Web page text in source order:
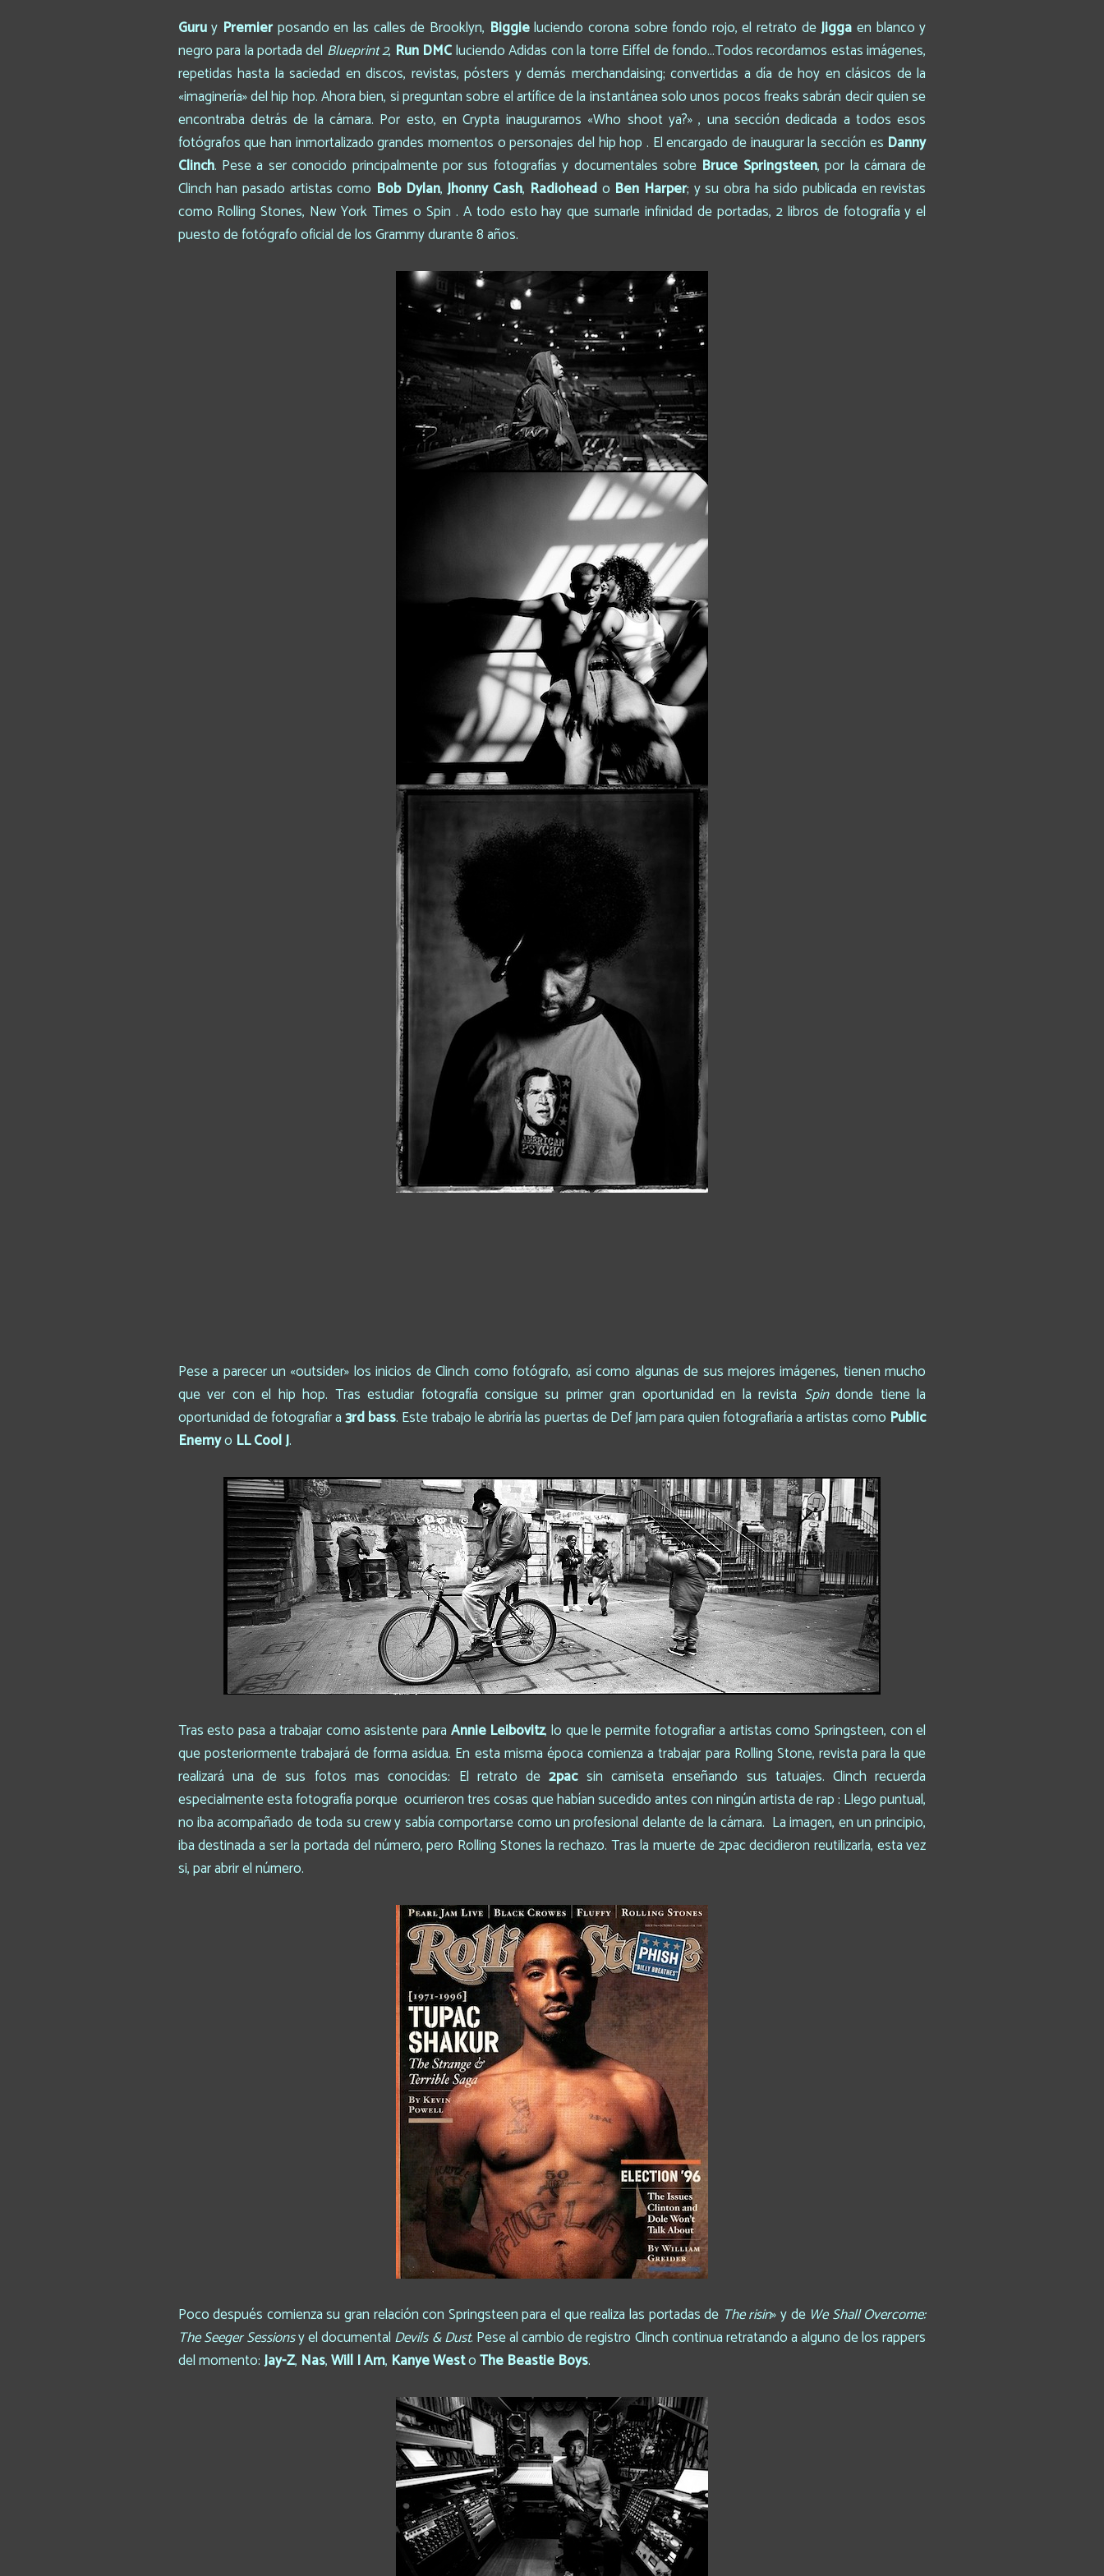
Guruy Premierposando en las calles de Brooklyn, Biggieluciendo corona sobre fondo rojo, el retrato deJigga en blanco y
negro para la portada del Blueprint 2, Run DMCluciendo Adidas con la torre Eiffel de fondo…Todos recordamos estas imágenes,
repetidas hasta la saciedad en discos, revistas, pósters y demás merchandaising; convertidas a día de hoy en clásicos de la
«imaginería» del hip hop. Ahora bien, si preguntan sobre el artífice de la instantánea solo unos pocos freaks sabrán decir quien se
encontraba detrás de la cámara. Por esto, en Crypta inauguramos «Who shoot ya?» , una sección dedicada a todos esos
fotógrafos que han inmortalizado grandes momentos o personajes del hip hop . El encargado de inaugurar la sección es Danny
Clinch. Pese a ser conocido principalmente por sus fotografías y documentales sobre Bruce Springsteen, por la cámara de
Clinch han pasado artistas como Bob Dylan,Jhonny Cash, Radioheado Ben Harper; y su obra ha sido publicada en revistas
como Rolling Stones, New York Times o Spin . A todo esto hay que sumarle infinidad de portadas, 2 libros de fotografía y el
puesto de fotógrafo oficial de los Grammy durante 8 años.
Pese a parecer un «outsider» los inicios de Clinch como fotógrafo, así como algunas de sus mejores imágenes, tienen mucho
que ver con el hip hop. Tras estudiar fotografía consigue su primer gran oportunidad en la revista Spindonde tiene la
oportunidad de fotografiar a3rd bass. Este trabajo le abriría las puertas de Def Jam para quien fotografiaría a artistas como Public
Enemyo LL Cool J.
Tras esto pasa a trabajar como asistente para Annie Leibovitz, lo que le permite fotografiar a artistas como Springsteen, con el
que posteriormente trabajará de forma asidua. En esta misma época comienza a trabajar para Rolling Stone, revista para la que
realizará una de sus fotos mas conocidas: El retrato de2pacsin camiseta enseñando sus tatuajes. Clinch recuerda
especialmente esta fotografía porque ocurrieron tres cosas que habían sucedido antes con ningún artista de rap : Llego puntual,
no iba acompañado de toda su crew y sabía comportarse como un profesional delante de la cámara. La imagen, en un principio,
iba destinada a ser la portada del número, pero Rolling Stones la rechazo. Tras la muerte de 2pac decidieron reutilizarla, esta vez
si, par abrir el número.
Poco después comienza su gran relación con Springsteen para el que realiza las portadas de The risin» y de We Shall Overcome:
The Seeger Sessionsy el documental Devils & Dust. Pese al cambio de registro Clinch continua retratando a alguno de los rappers
del momento:Jay-Z, Nas,Will I Am, KanyeWestoThe Beastie Boys.